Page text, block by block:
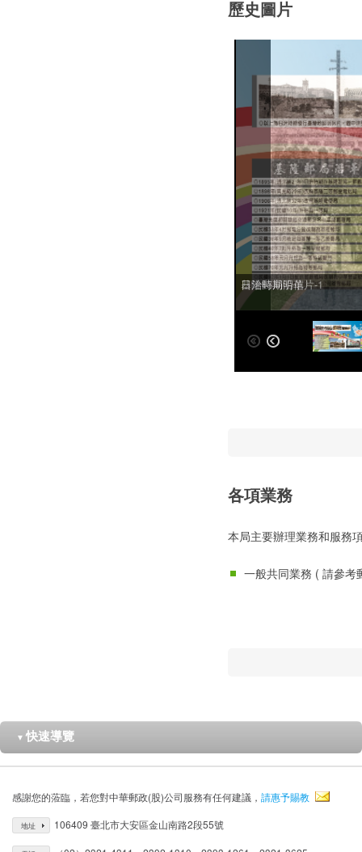
歷史圖片
基隆郵局沿革
日治時期明信片-1
各項業務
本局主要辦理業務和服務
一般共同業務 ( 請參考
▼ 快速導覽
感謝您的蒞臨，若您對中華郵政(股)公司服務有任何建議， 請惠予賜教
地址 106409 臺北市大安區金山南路2段55號